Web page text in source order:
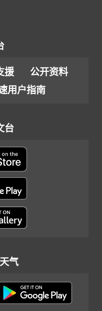
援
公开资料
用户指南
台
气